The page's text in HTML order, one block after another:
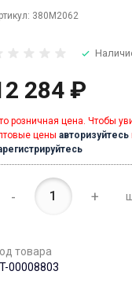
380M2062
284 ₽
розничная цена. Чтобы
цены авторизуйтесь
- +
товара
00008803